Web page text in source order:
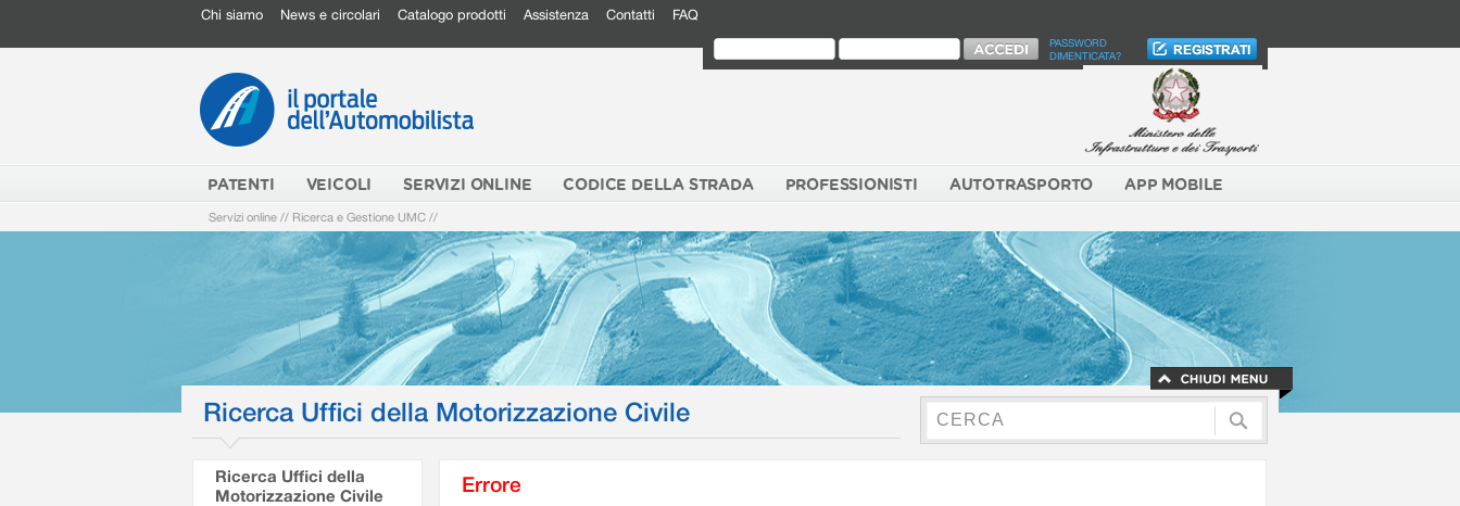
Chi siamo News e circolari Catalogo prodotti Assistenza Contatti FAQ
PASSWORD
DIMENTICATA?
PATENTI VEICOLI SERVIZI ONLINE CODICE DELLA STRADA PROFESSIONISTI AUTOTRASPORTO APP MOBILE
Servizi online // Ricerca e Gestione UMC //
Ricerca Uffici della Motorizzazione Civile
Ricerca Uffici della
Motorizzazione Civile
Errore